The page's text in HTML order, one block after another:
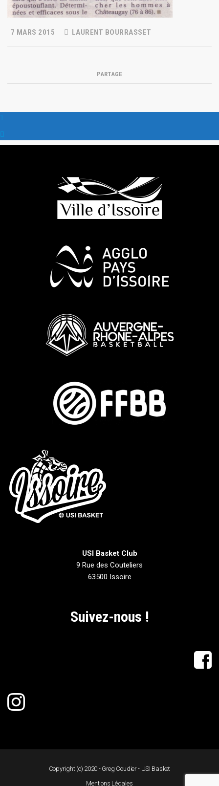
7 MARS 2015 LAURENT BOURRASSET
PARTAGE
USI Basket Club
9 Rue des Couteliers
63500 Issoire
Suivez-nous !
Copyright (c) 2020 - Greg Coudier - USI Basket
Mentions Légales